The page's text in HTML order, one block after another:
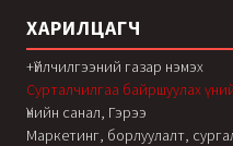
ХАРИЛЦАГЧ
+Үйлчилгээний газар нэмэх
Сурталчилгаа байршуулах
Үнийн санал, Гэрээ
Маркетинг, борлуулалт,